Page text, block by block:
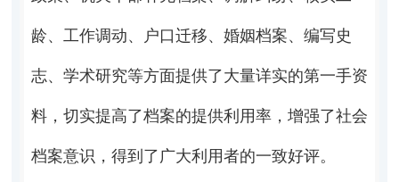
龄、工作调动、户口迁移、婚姻档案、编写史
志、学术研究等方面提供了大量详实的第一手资
料，切实提高了档案的提供利用率，增强了社会
档案意识，得到了广大利用者的一致好评。